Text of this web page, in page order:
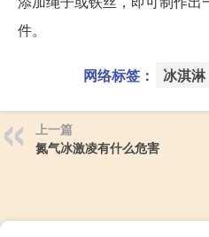
件。
网络标签： 冰淇淋
上一篇
氮气冰激凌有什么危害